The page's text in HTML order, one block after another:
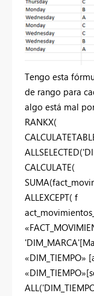
Tengo esta
de rango para
algo está mal
RANKX(
CALCULATE(
ALLEXCEPT( f
«DIM_TIEMPO»